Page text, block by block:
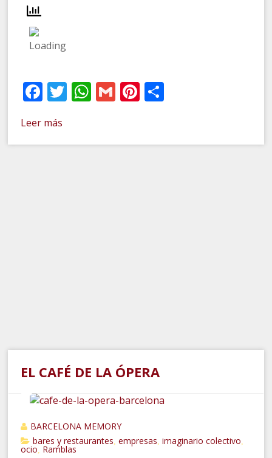
Facebook
Twitter
WhatsApp
GmailPinterest
Leer más
EL CAFÉ DE LA ÓPERA
BARCELONA MEMORY
bares y restaurantes
,empresas ,imaginario colectivo
ocio Ramblas